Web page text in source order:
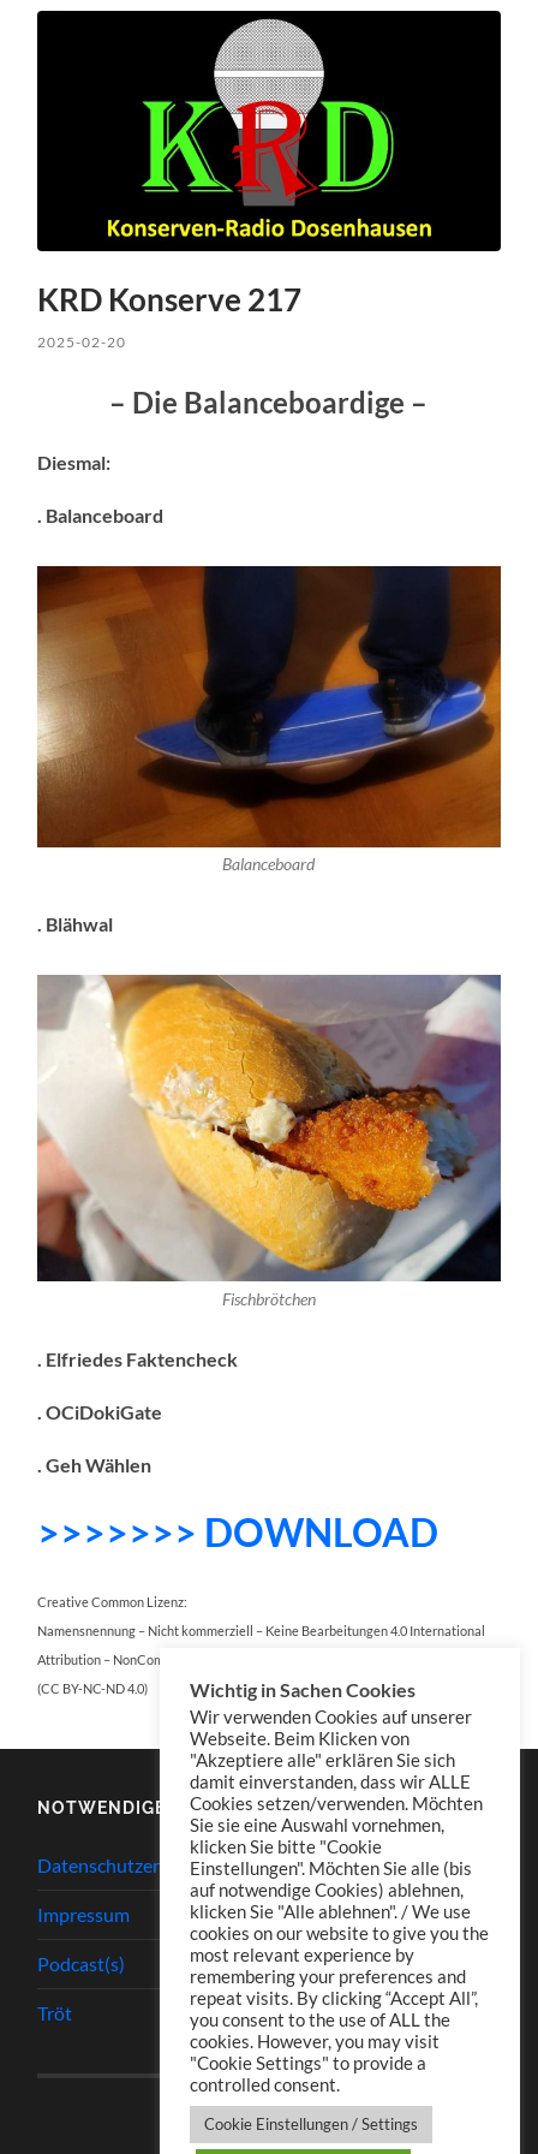
KRD Konserve 217
2025-02-20
– Die Balanceboardige –
Diesmal:
. Balanceboard
Balanceboard
. Blähwal
Fischbrötchen
. Elfriedes Faktencheck
. OCiDokiGate
. Geh Wählen
>>>>>>> DOWNLOAD
Creative Common Lizenz:
Namensnennung – Nicht kommerziell – Keine Bearbeitungen 4.0 International
Attribution – NonCommercial – NoDerivatives 4.0 International
(CC BY-NC-ND 4.0)
NOTWENDIGES
Datenschutzerklärung
Impressum
Podcast(s)
Tröt
Wichtig in Sachen Cookies
Wir verwenden Cookies auf unserer
Webseite. Beim Klicken von
"Akzeptiere alle" erklären Sie sich
damit einverstanden, dass wir ALLE
Cookies setzen/verwenden. Möchten
Sie sie eine Auswahl vornehmen,
klicken Sie bitte "Cookie
Einstellungen". Möchten Sie alle (bis
auf notwendige Cookies) ablehnen,
klicken Sie "Alle ablehnen". / We use
cookies on our website to give you the
most relevant experience by
remembering your preferences and
repeat visits. By clicking “Accept All”,
you consent to the use of ALL the
cookies. However, you may visit
"Cookie Settings" to provide a
controlled consent.
Cookie Einstellungen / Settings